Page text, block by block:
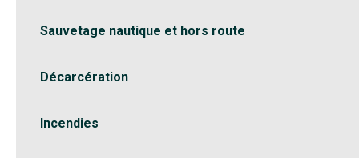
Sauvetage nautique et hors route
Décarcération
Incendies